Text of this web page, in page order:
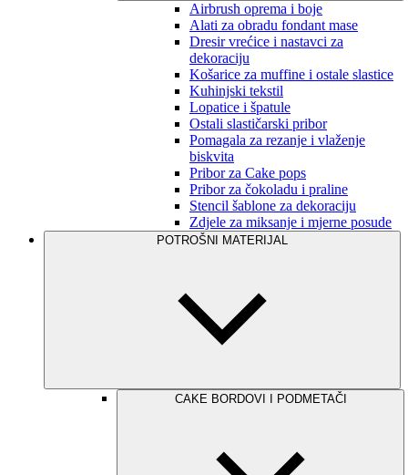
Airbrush oprema i boje
Alati za obradu fondant mase
Dresir vrećice i nastavci za
dekoraciju
Košarice za muffine i ostale slastice
Kuhinjski tekstil
Lopatice i špatule
Ostali slastičarski pribor
Pomagala za rezanje i vlaženje
biskvita
Pribor za Cake pops
Pribor za čokoladu i praline
Stencil šablone za dekoraciju
Zdjele za miksanje i mjerne posude
POTROŠNI MATERIJAL
CAKE BORDOVI I PODMETAČI